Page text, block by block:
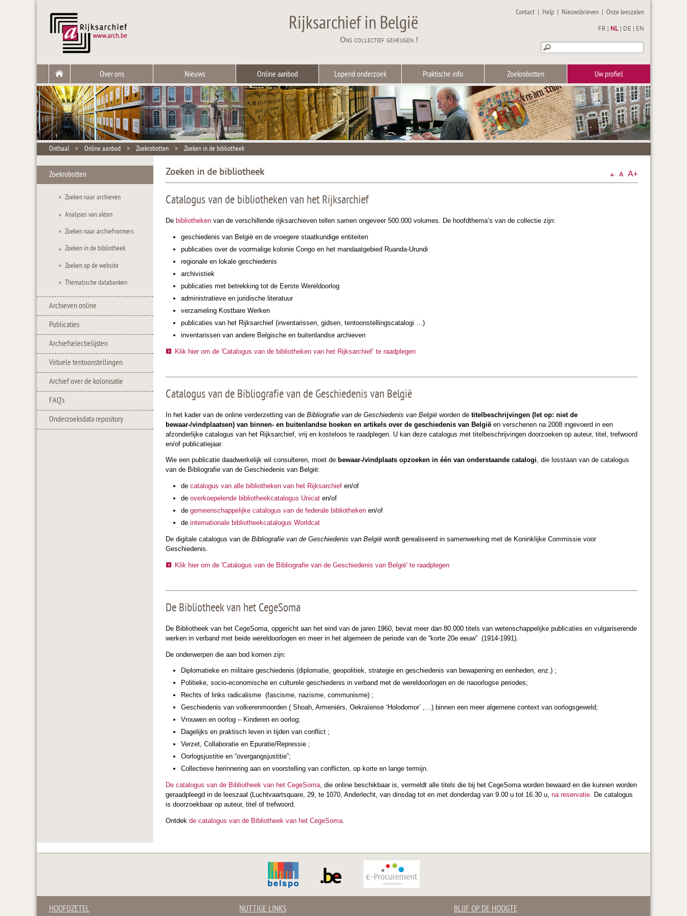
Rijksarchief in België
Ons collectief geheugen !
Contact | Help | Nieuwsbrieven |Onze leeszalen
FR NL DE EN
Over ons Nieuws Online aanbod Lopend onderzoek Praktische info Zoekrobotten Uw profiel
Onthaal > Online aanbod > Zoekrobotten > Zoeken in de bibliotheek
Zoekrobotten
Zoeken naar archieven
Analyses van akten
Zoeken naar archiefvormers
Zoeken in de bibliotheek
Zoeken op de website
Thematische databanken
Archieven online
Publicaties
Archiefselectielijsten
Virtuele tentoonstellingen
Archief over de kolonisatie
FAQ's
Onderzoeksdata repository
Zoeken in de bibliotheek
Catalogus van de bibliotheken van het Rijksarchief
De bibliotheken van de verschillende rijksarchieven tellen samen ongeveer 500.000 volumes. De hoofdthema’s van de collectie zijn:
geschiedenis van België en de vroegere staatkundige entiteiten
publicaties over de voormalige kolonie Congo en het mandaatgebied Ruanda-Urundi
regionale en lokale geschiedenis
archivistiek
publicaties met betrekking tot de Eerste Wereldoorlog
administratieve en juridische literatuur
verzameling Kostbare Werken
publicaties van het Rijksarchief (inventarissen, gidsen, tentoonstellingscatalogi …)
inventarissen van andere Belgische en buitenlandse archieven
Klik hier om de 'Catalogus van de bibliotheken van het Rijksarchief’ te raadplegen
Catalogus van de Bibliografie van de Geschiedenis van België
In het kader van de online verderzetting van de Bibliografie van de Geschiedenis van België worden de titelbeschrijvingen (let op: niet de
bewaar-/vindplaatsen) van binnen- en buitenlandse boeken en artikels over de geschiedenis van België en verschenen na 2008 ingevoerd in een
afzonderlijke catalogus van het Rijksarchief, vrij en kosteloos te raadplegen. U kan deze catalogus met titelbeschrijvingen doorzoeken op auteur, titel, trefwoord
en/of publicatiejaar.
Wie een publicatie daadwerkelijk wil consulteren, moet de bewaar-/vindplaats opzoeken in één van onderstaande catalogi, die losstaan van de catalogus
van de Bibliografie van de Geschiedenis van België:
de catalogus van alle bibliotheken van het Rijksarchief en/of
de overkoepelende bibliotheekcatalogus Unicat en/of
de gemeenschappelijke catalogus van de federale bibliotheken en/of
de internationale bibliotheekcatalogus Worldcat
De digitale catalogus van de Bibliografie van de Geschiedenis van België wordt gerealiseerd in samenwerking met de Koninklijke Commissie voor
Geschiedenis.
Klik hier om de 'Catalogus van de Bibliografie van de Geschiedenis van België' te raadplegen
De Bibliotheek van het CegeSoma
De Bibliotheek van het CegeSoma, opgericht aan het eind van de jaren 1960, bevat meer dan 80.000 titels van wetenschappelijke publicaties en vulgariserende
werken in verband met beide wereldoorlogen en meer in het algemeen de periode van de “korte 20e eeuw” (1914-1991).
De onderwerpen die aan bod komen zijn:
Diplomatieke en militaire geschiedenis (diplomatie, geopolitiek, strategie en geschiedenis van bewapening en eenheden, enz.) ;
Politieke, socio-economische en culturele geschiedenis in verband met de wereldoorlogen en de naoorlogse periodes;
Rechts of links radicalisme (fascisme, nazisme, communisme) ;
Geschiedenis van volkerenmoorden ( Shoah, Armeniërs, Oekraïense ‘Holodomor’ ,…) binnen een meer algemene context van oorlogsgeweld;
Vrouwen en oorlog – Kinderen en oorlog;
Dagelijks en praktisch leven in tijden van conflict ;
Verzet, Collaboratie en Epuratie/Repressie ;
Oorlogsjustitie en “overgangsjustitie”;
Collectieve herinnering aan en voorstelling van conflicten, op korte en lange termijn.
De catalogus van de Bibliotheek van het CegeSoma, die online beschikbaar is, vermeldt alle titels die bij het CegeSoma worden bewaard en die kunnen worden
geraadpleegd in de leeszaal (Luchtvaartsquare, 29, te 1070, Anderlecht, van dinsdag tot en met donderdag van 9.00 u tot 16.30 u, na reservatie. De catalogus
is doorzoekbaar op auteur, titel of trefwoord.
Ontdek de catalogus van de Bibliotheek van het CegeSoma
HOOFDZETEL NUTTIGE LINKS BLIJF OP DE HOOGTE